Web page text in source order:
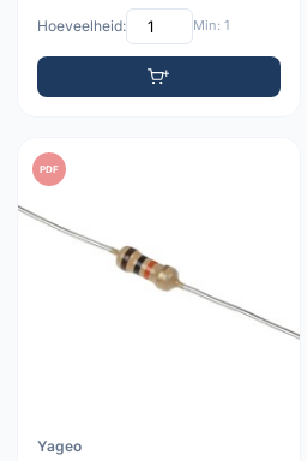
Hoeveelheid: Min: 1
PDF
Yageo